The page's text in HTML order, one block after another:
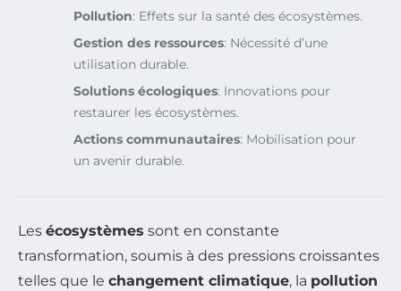
Pollution: Effets sur la santé des écosystèmes.
Gestion des ressources: Nécessité d’une
utilisation durable.
Solutions écologiques: Innovations pour
restaurer les écosystèmes.
Actions communautaires: Mobilisation pour
un avenir durable.
Les écosystèmes sont en constante
transformation, soumis à des pressions croissantes
telles que le changement climatique, la pollution